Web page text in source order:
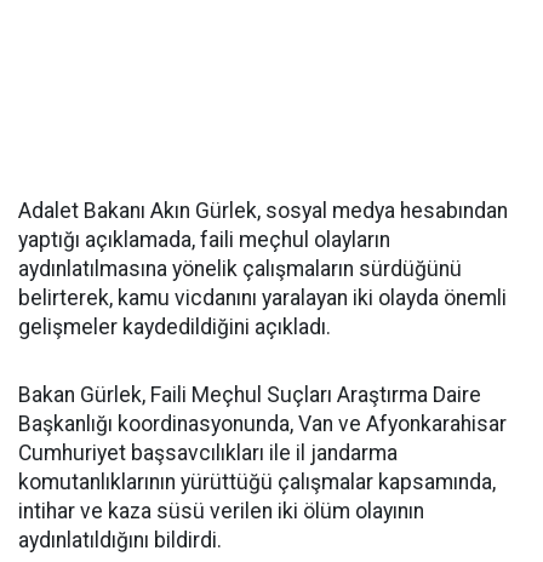
Adalet Bakanı Akın Gürlek, sosyal medya hesabından
yaptığı açıklamada, faili meçhul olayların
aydınlatılmasına yönelik çalışmaların sürdüğünü
belirterek, kamu vicdanını yaralayan iki olayda önemli
gelişmeler kaydedildiğini açıkladı.
Bakan Gürlek, Faili Meçhul Suçları Araştırma Daire
Başkanlığı koordinasyonunda, Van ve Afyonkarahisar
Cumhuriyet başsavcılıkları ile il jandarma
komutanlıklarının yürüttüğü çalışmalar kapsamında,
intihar ve kaza süsü verilen iki ölüm olayının
aydınlatıldığını bildirdi.